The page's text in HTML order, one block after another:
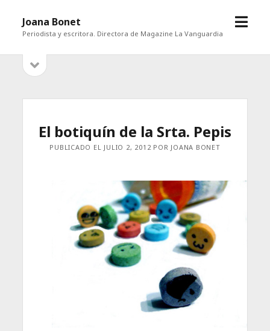
Joana Bonet
Periodista y escritora. Directora de Magazine La Vanguardia
abrir
Barrabarra
El botiquín de la Srta. Pepis
PUBLICADO EL JULIO 2, 2012 POR JOANA BONET